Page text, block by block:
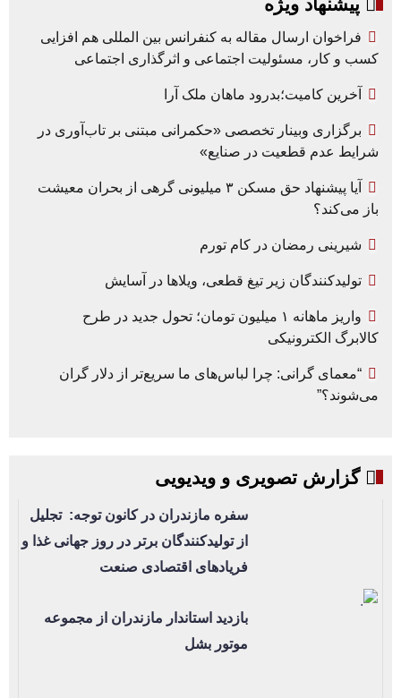
فراخوان ارسال مقاله به کنفرانس بین المللی هم افزایی
کسب و کار، مسئولیت اجتماعی و اثرگذاری اجتماعی
آخرین کامیت؛بدرود ماهان ملک آرا
برگزاری وبینار تخصصی «حکمرانی مبتنی بر تاب‌آوری در
شرایط عدم قطعیت در صنایع»
آیا پیشنهاد حق مسکن ۳ میلیونی گرهی از بحران معیشت
باز می‌کند؟
شیرینی رمضان در کام تورم
تولیدکنندگان زیر تیغ قطعی، ویلاها در آسایش
واریز ماهانه ۱ میلیون تومان؛ تحول جدید در طرح
کالابرگ الکترونیکی
“معمای گرانی: چرا لباس‌های ما سریع‌تر از دلار گران
می‌شوند؟”
گزارش تصویری و ویدیویی
سفره مازندران در کانون توجه: تجلیل
از تولیدکنندگان برتر در روز جهانی غذا و
فریادهای اقتصادی صنعت
بازدید استاندار مازندران از مجموعه
موتور بشل